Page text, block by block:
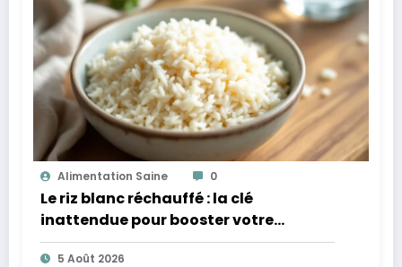
Alimentation Saine 0
Le riz blanc réchauffé : la clé
inattendue pour booster votre
microbiote
5 Août 2026